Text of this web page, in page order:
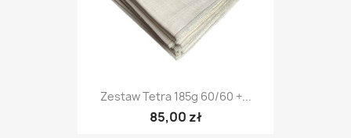
Zestaw Tetra 185g 60/60 +...
85,00 zł